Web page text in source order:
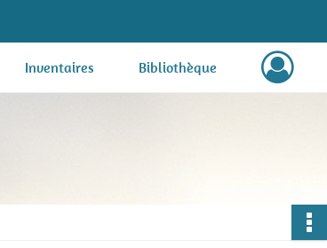
Inventaires Bibliothèque